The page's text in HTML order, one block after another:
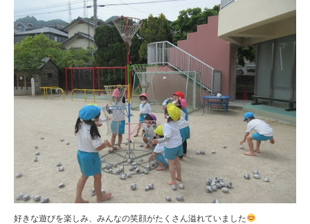
好きな遊びを楽しみ、みんなの笑顔がたくさん溢れていました